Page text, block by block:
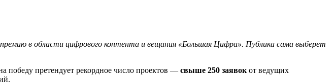
в области цифрового контента и вещания «Большая Цифра». Публика сама выберет
победу претендует рекордное число проектов — свыше 250 заявок от ведущих